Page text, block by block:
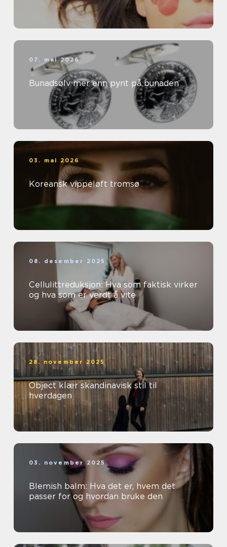
07. mai 2026
Bunadsølv mer enn pynt på bunaden
03. mai 2026
Koreansk vippeløft tromsø
08. desember 2025
Cellulittreduksjon: Hva som faktisk virker
og hva som er verdt å vite
28. november 2025
Object klær skandinavisk stil til
hverdagen
03. november 2025
Blemish balm: Hva det er, hvem det
passer for og hvordan bruke den